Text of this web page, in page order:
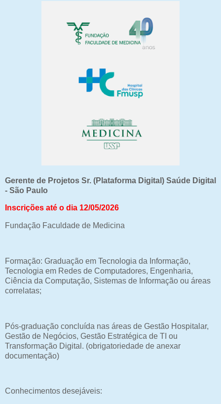
Gerente de Projetos Sr. (Plataforma Digital) Saúde Digital
- São Paulo
Inscrições até o dia 12/05/2026
Fundação Faculdade de Medicina
Formação: Graduação em Tecnologia da Informação,
Tecnologia em Redes de Computadores, Engenharia,
Ciência da Computação, Sistemas de Informação ou áreas
correlatas;
Pós-graduação concluída nas áreas de Gestão Hospitalar,
Gestão de Negócios, Gestão Estratégica de TI ou
Transformação Digital. (obrigatoriedade de anexar
documentação)
Conhecimentos desejáveis: